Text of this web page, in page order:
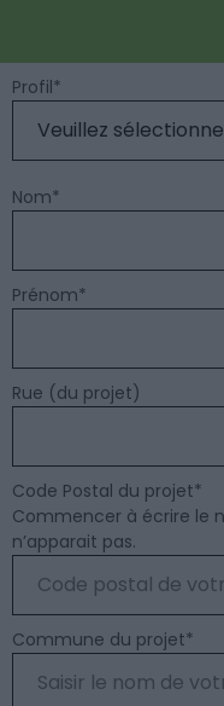
Profil*
Nom*
Prénom*
Rue (du projet)
Code Postal du projet*
Commencer à écrire le
n’apparait pas.
Commune du projet*